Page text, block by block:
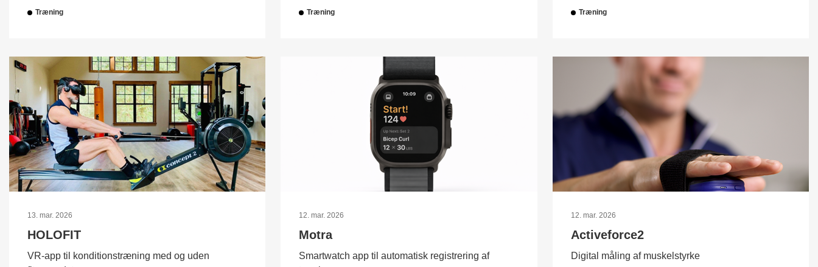
Træning Træning Træning
13. mar. 2026
HOLOFIT
VR-app til konditionstræning med og uden
12. mar. 2026
Motra
Smartwatch app til automatisk registrering af
12. mar. 2026
Activeforce2
Digital måling af muskelstyrke